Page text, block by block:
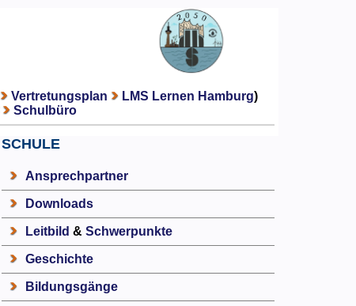
Vertretungsplan LMS Lernen Hamburg)
Schulbüro
SCHULE
Ansprechpartner
Downloads
Leitbild & Schwerpunkte
Geschichte
Bildungsgänge